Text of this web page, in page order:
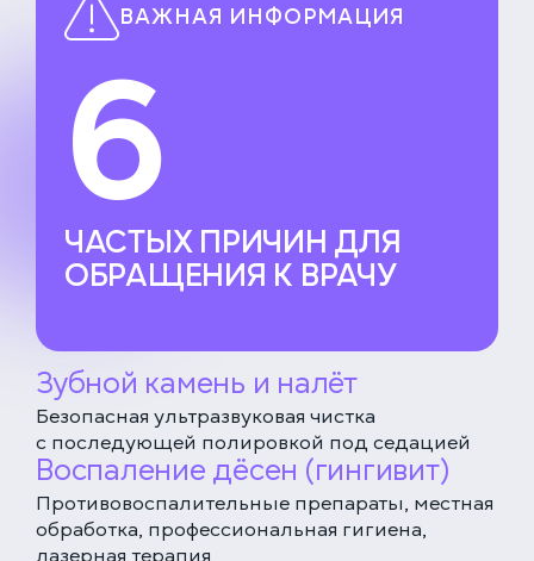
ВАЖНАЯ ИНФОРМАЦИЯ
6
ЧАСТЫХ ПРИЧИН ДЛЯ
ОБРАЩЕНИЯ К ВРАЧУ
Зубной камень и налёт
Безопасная ультразвуковая чистка
с последующей полировкой под седацией
Воспаление дёсен (гингивит)
Противовоспалительные препараты, местная
обработка, профессиональная гигиена,